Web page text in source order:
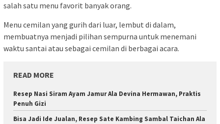
salah satu menu favorit banyak orang.
Menu cemilan yang gurih dari luar, lembut di dalam,
membuatnya menjadi pilihan sempurna untuk menemani
waktu santai atau sebagai cemilan di berbagai acara.
READ MORE
Resep Nasi Siram Ayam Jamur Ala Devina Hermawan, Praktis
Penuh Gizi
Bisa Jadi Ide Jualan, Resep Sate Kambing Sambal Taichan Ala